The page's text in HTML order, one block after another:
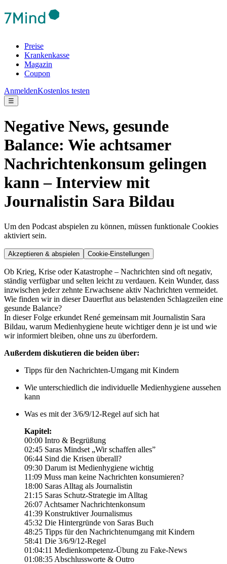
Preise
Krankenkasse
Magazin
Coupon
AnmeldenKostenlos testen
☰
Negative News, gesunde
Balance: Wie achtsamer
Nachrichtenkonsum gelingen
kann – Interview mit
Journalistin Sara Bildau
Um den Podcast abspielen zu können, müssen funktionale Cookies
aktiviert sein.
Akzeptieren & abspielen Cookie-Einstellungen
Ob Krieg, Krise oder Katastrophe – Nachrichten sind oft negativ,
ständig verfügbar und selten leicht zu verdauen. Kein Wunder, dass
inzwischen jede:r zehnte Erwachsene aktiv Nachrichten vermeidet.
Wie finden wir in dieser Dauerflut aus belastenden Schlagzeilen eine
gesunde Balance?
In dieser Folge erkundet René gemeinsam mit Journalistin Sara
Bildau, warum Medienhygiene heute wichtiger denn je ist und wie
wir informiert bleiben, ohne uns zu überfordern.
Außerdem diskutieren die beiden über:
Tipps für den Nachrichten-Umgang mit Kindern
Wie unterschiedlich die individuelle Medienhygiene aussehen
kann
Was es mit der 3/6/9/12-Regel auf sich hat
Kapitel:
00:00 Intro & Begrüßung
02:45 Saras Mindset „Wir schaffen alles”
06:44 Sind die Krisen überall?
09:30 Darum ist Medienhygiene wichtig
11:09 Muss man keine Nachrichten konsumieren?
18:00 Saras Alltag als Journalistin
21:15 Saras Schutz-Strategie im Alltag
26:07 Achtsamer Nachrichtenkonsum
41:39 Konstruktiver Journalismus
45:32 Die Hintergründe von Saras Buch
48:25 Tipps für den Nachrichtenumgang mit Kindern
58:41 Die 3/6/9/12-Regel
01:04:11 Medienkompetenz-Übung zu Fake-News
01:08:35 Abschlussworte & Outro